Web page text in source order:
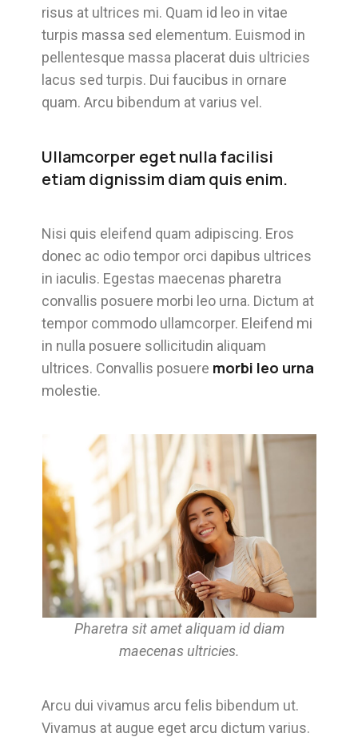
risus at ultrices mi. Quam id leo in vitae
turpis massa sed elementum. Euismod in
pellentesque massa placerat duis ultricies
lacus sed turpis. Dui faucibus in ornare
quam. Arcu bibendum at varius vel.
Ullamcorper eget nulla facilisi
etiam dignissim diam quis enim.
Nisi quis eleifend quam adipiscing. Eros
donec ac odio tempor orci dapibus ultrices
in iaculis. Egestas maecenas pharetra
convallis posuere morbi leo urna. Dictum at
tempor commodo ullamcorper. Eleifend mi
in nulla posuere sollicitudin aliquam
ultrices. Convallis posuere morbi leo urna
molestie.
Pharetra sit amet aliquam id diam
maecenas ultricies.
Arcu dui vivamus arcu felis bibendum ut.
Vivamus at augue eget arcu dictum varius.